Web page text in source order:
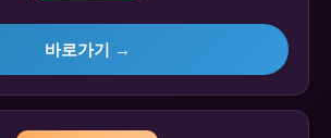
바로가기 →